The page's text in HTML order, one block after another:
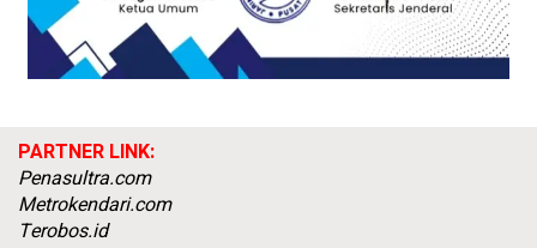
PARTNER LINK:
Penasultra.com
Metrokendari.com
Terobos.id